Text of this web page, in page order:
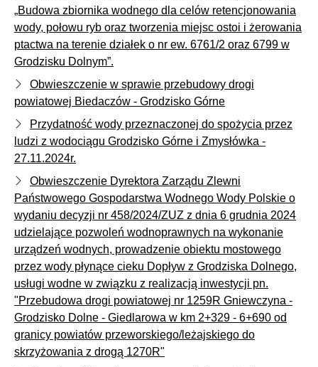
„Budowa zbiornika wodnego dla celów retencjonowania
wody, połowu ryb oraz tworzenia miejsc ostoi i żerowania
ptactwa na terenie działek o nr ew. 6761/2 oraz 6799 w
Grodzisku Dolnym”.
Obwieszczenie w sprawie przebudowy drogi
powiatowej Biedaczów - Grodzisko Górne
Przydatność wody przeznaczonej do spożycia przez
ludzi z wodociągu Grodzisko Górne i Zmysłówka -
27.11.2024r.
Obwieszczenie Dyrektora Zarządu Zlewni
Państwowego Gospodarstwa Wodnego Wody Polskie o
wydaniu decyzji nr 458/2024/ZUZ z dnia 6 grudnia 2024
udzielające pozwoleń wodnoprawnych na wykonanie
urządzeń wodnych, prowadzenie obiektu mostowego
przez wody płynące cieku Dopływ z Grodziska Dolnego,
usługi wodne w związku z realizacją inwestycji pn.
"Przebudowa drogi powiatowej nr 1259R Gniewczyna -
Grodzisko Dolne - Giedlarowa w km 2+329 - 6+690 od
granicy powiatów przeworskiego/leżajskiego do
skrzyżowania z drogą 1270R"